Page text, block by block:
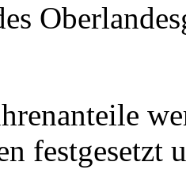
festgesetzt